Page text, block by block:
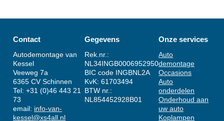
Contact Gegevens Onze services
Autodemontage van
Kessel
Veeweg 7a
6365 CV Schinnen
Tel: +31 (0)46 443 21
73
email: info-van-
kessel@xs4all.nl
Rek.nr.:
NL34INGB0006952950
BIC code INGBNL2A
KvK: 61703494
BTW nr.:
NL854452928B01
Auto
demontage
Occasions
Auto
onderdelen
Onderhoud aan
uw auto
Koplampen